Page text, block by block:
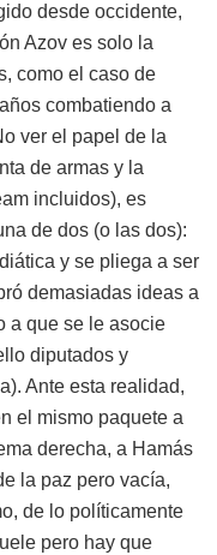
desde occidente,
Azov es solo la
como el caso de
combatiendo a
ver el papel de la
de armas y la
incluidos), es
de dos (o las dos):
y se pliega a ser
demasiadas ideas a
a que se le asocie
diputados y
Ante esta realidad,
el mismo paquete a
derecha, a Hamás
la paz pero vacía,
de lo políticamente
pero hay que